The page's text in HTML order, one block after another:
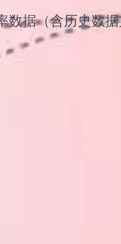
数据（含历史数